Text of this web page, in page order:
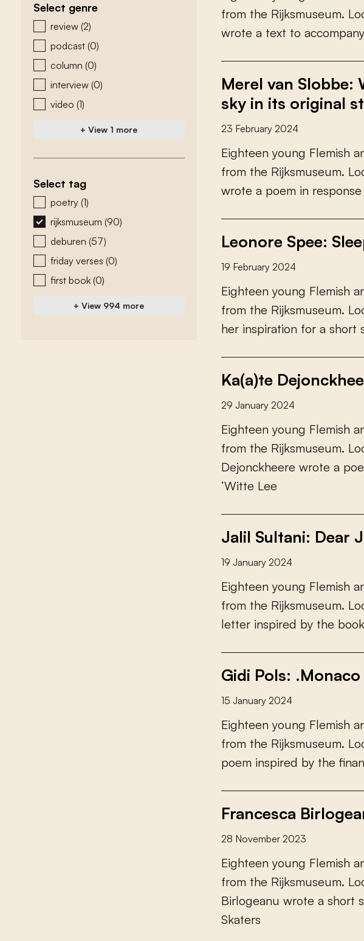
Select genre
zoeken - genre
review (2)
podcast (0)
column (0)
interview (0)
video (1)
+ View 1 more
Select tag
zoeken - tags
poetry (1)
rijksmuseum (90)
deburen (57)
friday verses (0)
first book (0)
+ View 994 more
from the Rijksmuseum. Lo
wrote a text to accompany
Merel van Slobbe:
sky in its original
23 February 2024
Eighteen young Flemish a
from the Rijksmuseum. Lo
wrote a poem in response
Leonore Spee:
19 February 2024
Eighteen young Flemish a
from the Rijksmuseum. Lo
her inspiration for a short
Ka(a)te
29 January 2024
Eighteen young Flemish a
from the Rijksmuseum. Lo
Dejonckheere wrote a poe
‘Witte Lee
Jalil Sultani: Dear
19 January 2024
Eighteen young Flemish a
from the Rijksmuseum. Lo
letter inspired by the book
Gidi Pols:
15 January 2024
Eighteen young Flemish a
from the Rijksmuseum. Lo
poem inspired by the fnan
Francesca
28 November 2023
Eighteen young Flemish a
from the Rijksmuseum. Lo
Birlogeanu wrote a short s
Skaters